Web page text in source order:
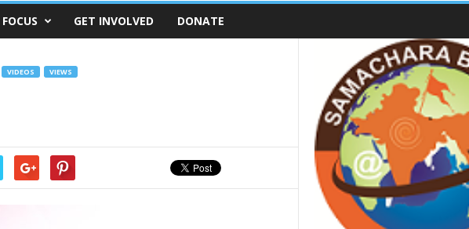
FOCUS GET INVOLVED DONATE
VIDEOS VIEWS